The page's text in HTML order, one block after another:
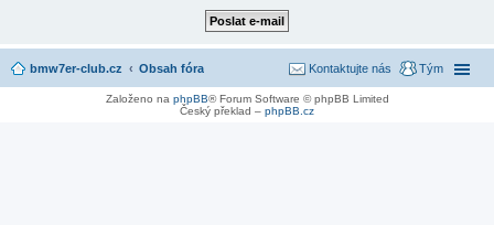
bmw7er-club.cz Obsah fóra Tým
Kontaktujte nás
Založeno na phpBB® Forum Software © phpBB Limited
Český překlad – phpBB.cz